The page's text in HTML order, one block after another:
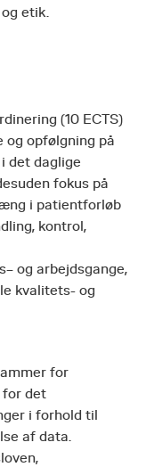
etik.
(10 ECTS)
og opfølgning på
det daglige
fokus på
i patientforløb
kontrol,
og arbejdsgange,
kvalitets- og
for
for det
i forhold til
af data.